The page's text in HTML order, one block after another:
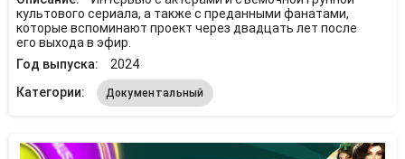
культового сериала, а также с преданными фанатами,
которые вспоминают проект через двадцать лет после
его выхода в эфир.
Год выпуска:
2024
Категории:
Документальный